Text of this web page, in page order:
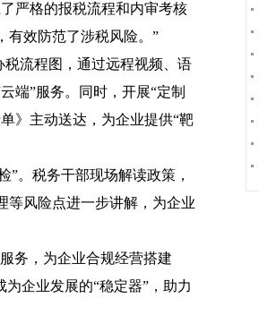
严格的报税流程和内审考核
有效防范了涉税风险。”
流程图，通过远程视频、语
端”服务。同时，开展“定制
》主动送达，为企业提供“靶
”。税务干部现场解读政策，
等风险点进一步讲解，为企业
务，为企业合规经营搭建
企业发展的“稳定器”，助力